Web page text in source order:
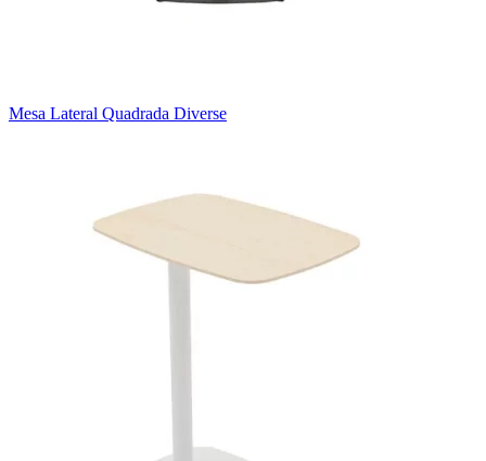
Mesa Lateral Quadrada Diverse